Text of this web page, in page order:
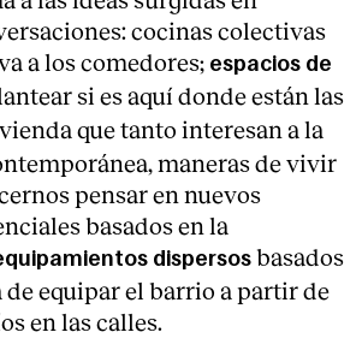
cocinas colectivas
a los comedores; espacios de
si es aquí donde están las
que tanto interesan a la
maneras de vivir
pensar en nuevos
basados en la
dispersos basados
de equipar el barrio a partir de
en las calles.